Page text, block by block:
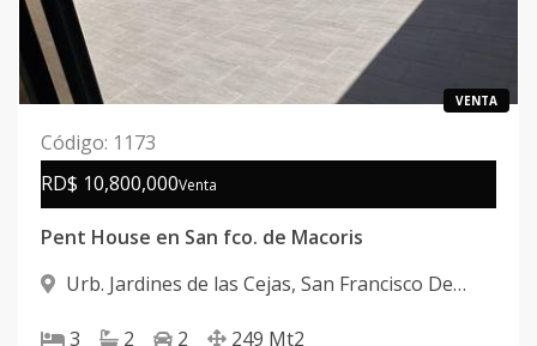
VENTA
Código: 1173
RD$ 10,800,000Venta
Pent House en San fco. de Macoris
Urb. Jardines de las Cejas, San Francisco De
3
2 2 249 Mt2